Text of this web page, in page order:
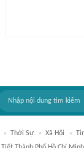
Thời Sự Xã Hội